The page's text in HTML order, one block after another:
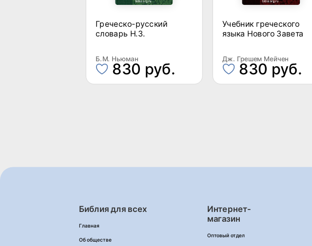
Греческо-русский
словарь Н.З.
Б.М. Ньюман
830 руб.
Учебник греческого
языка Нового Завета
Дж. Грешем Мейчен
830 руб.
Библия для всех
Главная
Об обществе
Интернет-
магазин
Оптовый отдел